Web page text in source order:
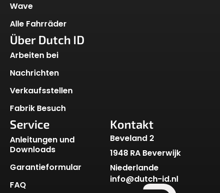
Wave
Alle Fahrräder
Über Dutch ID
Arbeiten bei
Nachrichten
Verkaufsstellen
Fabrik Besuch
Service
Anleitungen und
Downloads
Garantieformular
FAQ
Kontakt
Beveland 2
1948 RA Beverwijk
Niederlande
info@dutch-id.nl